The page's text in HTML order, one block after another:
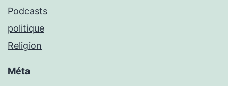
Podcasts
politique
Religion
Méta